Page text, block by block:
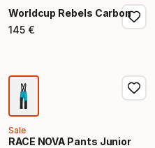
Worldcup Rebels Carbon
145 €
Endpreis
Sale
RACE NOVA Pants Junior